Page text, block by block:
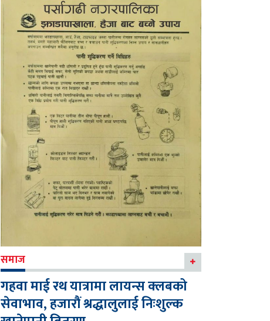
समाज
गहवा माई रथ यात्रामा लायन्स क्लबको
सेवाभाव, हजारौं श्रद्धालुलाई निःशुल्क